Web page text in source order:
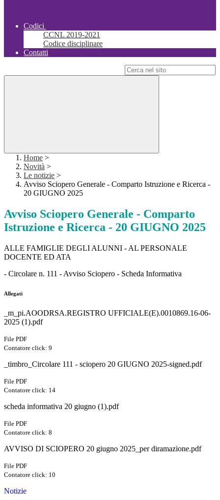
Codici
CCNL 2019-2021
Codice disciplinare
Contatti
Home >
Novità >
Le notizie >
Avviso Sciopero Generale - Comparto Istruzione e Ricerca -
20 GIUGNO 2025
Avviso Sciopero Generale - Comparto
Istruzione e Ricerca - 20 GIUGNO 2025
ALLE FAMIGLIE DEGLI ALUNNI - AL PERSONALE
DOCENTE ED ATA
- Circolare n. 111 - Avviso Sciopero - Scheda Informativa
Allegati
_m_pi.AOODRSA.REGISTRO UFFICIALE(E).0010869.16-06-
2025 (1).pdf
File PDF
Contatore click: 9
_timbro_Circolare 111 - sciopero 20 GIUGNO 2025-signed.pdf
File PDF
Contatore click: 14
scheda informativa 20 giugno (1).pdf
File PDF
Contatore click: 8
AVVISO DI SCIOPERO 20 giugno 2025_per diramazione.pdf
File PDF
Contatore click: 10
Notizie